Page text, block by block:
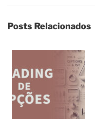
Posts Relacionados